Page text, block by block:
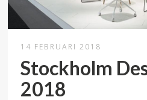
14 FEBRUARI 2018
Stockholm
2018